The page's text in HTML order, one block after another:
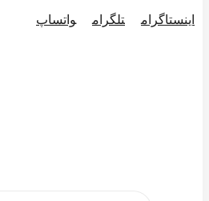
اینستاگرام تلگرام
واتساپ